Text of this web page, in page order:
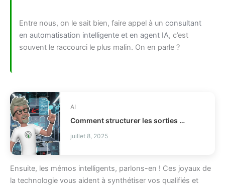
Entre nous, on le sait bien, faire appel à un consultant
en automatisation intelligente et en agent IA, c’est
souvent le raccourci le plus malin. On en parle ?
AI
Comment structurer les sorties LLM avec Outlines ?
juillet 8, 2025
Ensuite, les mémos intelligents, parlons-en ! Ces joyaux de
la technologie vous aident à synthétiser vos qualifiés et